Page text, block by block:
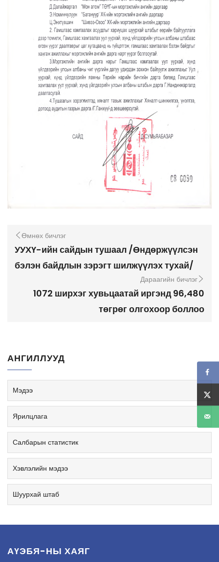
Өмнөх бичлэг
УУХҮ-ийн сайдын тушаал /Өндөржүүлсэн
бэлэн байдлын зэрэгт шилжүүлэх тухай/
Дараагийн бичлэг
1072 ширхэг хувьцаатай иргэнд 96,480
төгрөг олгохоор боллоо
АНГИЛЛУУД
Мэдээ
Ярилцлага
Салбарын статистик
Хэвлэлийн мэдээ
Шуурхай штаб
АҮЭБЯ-НЫ ХАЯГ